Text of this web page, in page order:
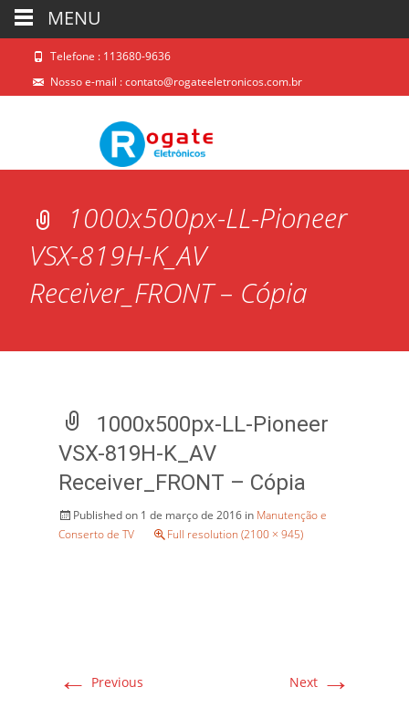
Telefone : 113680-9636
Nosso e-mail :contato@rogateeletronicos.com.br
1000x500px-LL-Pioneer
VSX-819H-K_AV
Receiver_FRONT – Cópia
1000x500px-LL-Pioneer
VSX-819H-K_AV
Receiver_FRONT – Cópia
Published on 1 de março de 2016 in Manutenção e
Conserto de TV
Full resolution (2100 × 945)
← Previous Next →
MENU